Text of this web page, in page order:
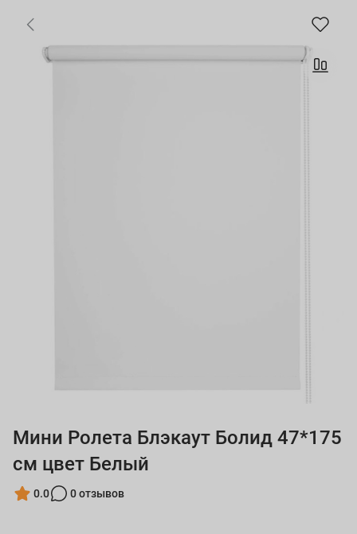
Мини Ролета Блэкаут Болид 47*175
см цвет Белый
0.0 0 отзывов